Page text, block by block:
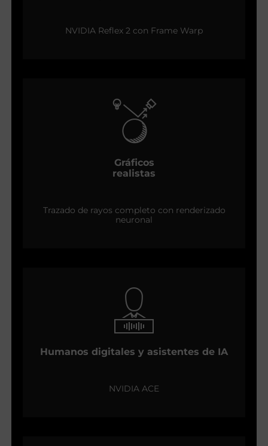
NVIDIA Reflex 2 con Frame Warp
Gráficos
realistas
Trazado de rayos completo con renderizado
neuronal
Humanos digitales y asistentes de IA
NVIDIA ACE